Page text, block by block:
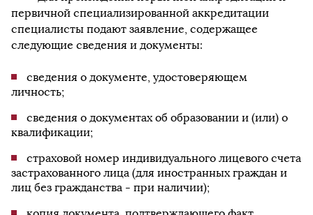
первичной специализированной аккредитации
специалисты подают заявление, содержащее
следующие сведения и документы:
сведения о документе, удостоверяющем
личность;
сведения о документах об образовании и (или) о
квалификации;
страховой номер индивидуального лицевого счета
застрахованного лица (для иностранных граждан и
лиц без гражданства - при наличии);